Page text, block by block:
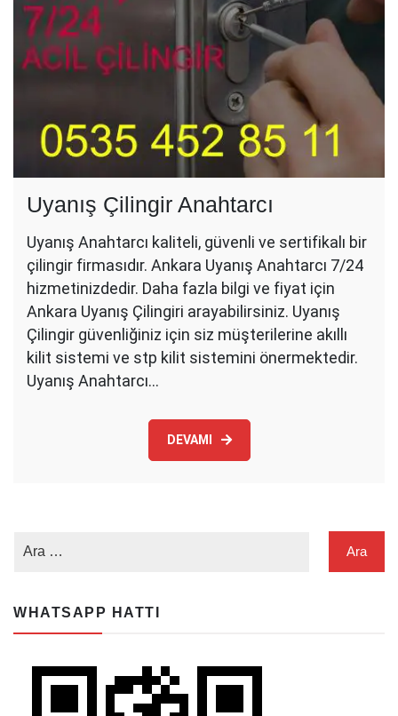
Uyanış Çilingir Anahtarcı
Uyanış Anahtarcı kaliteli, güvenli ve sertifikalı bir
çilingir firmasıdır. Ankara Uyanış Anahtarcı 7/24
hizmetinizdedir. Daha fazla bilgi ve fiyat için
Ankara Uyanış Çilingiri arayabilirsiniz. Uyanış
Çilingir güvenliğiniz için siz müşterilerine akıllı
kilit sistemi ve stp kilit sistemini önermektedir.
Uyanış Anahtarcı…
DEVAMI
WHATSAPP HATTI